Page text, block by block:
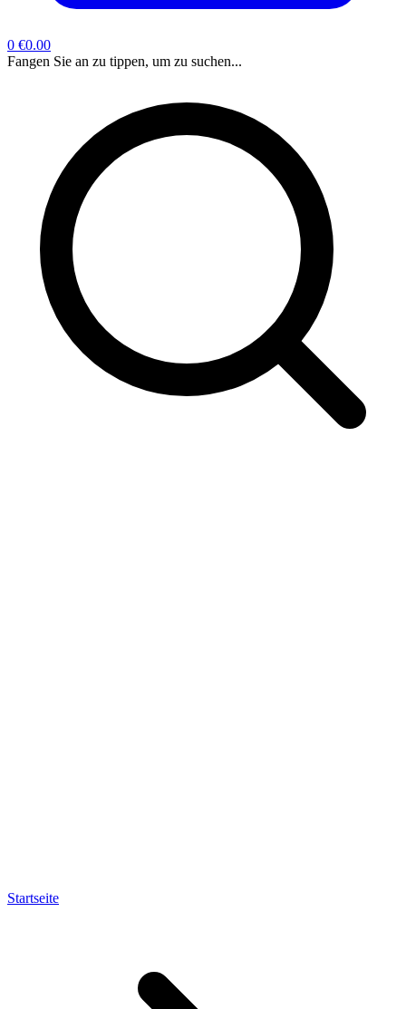
0 €0.00
Fangen Sie an zu tippen, um zu suchen...
Startseite